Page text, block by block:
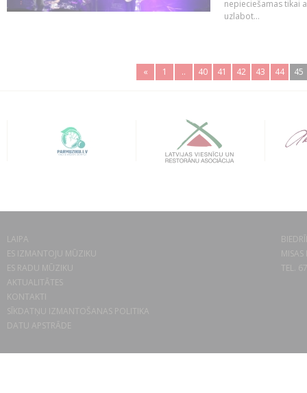
nepieciešamas tikai
uzlabot...
« 1 .. 40 41 42 43 44 45
LAIPA
ES IZMANTOJU MŪZIKU
ES RADU MŪZIKU
AKTUALITĀTES
KONTAKTI
SĪKDATŅU IZMANTOŠANAS POLITIKA
DATU APSTRĀDE
TEL.